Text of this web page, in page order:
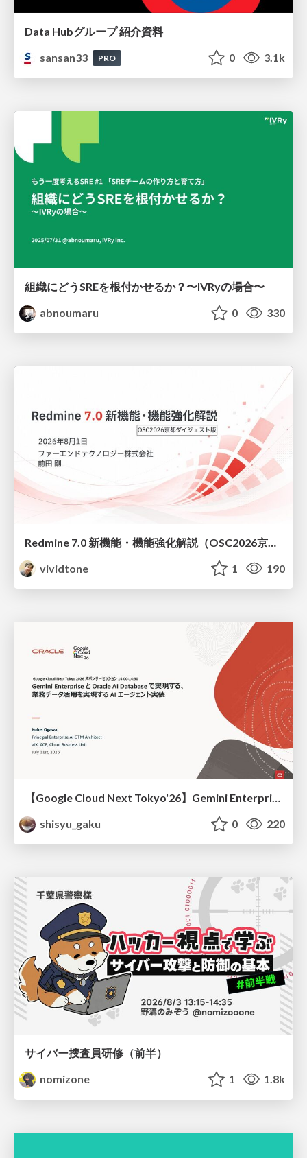
Data Hubグループ 紹介資料
sansan33
PRO 0 3.1k
組織にどうSREを根付かせるか？〜IVRyの場合〜
abnoumaru
0 330
vividtone
1 190
【Google Cloud Next Tokyo'26】Gemini Enterprise と Oracle AI Database で実現する、 業務データ活用を実現する AI エージェント実装
shisyu_gaku
0 220
サイバー捜査員研修（前半）
nomizone
1 1.8k